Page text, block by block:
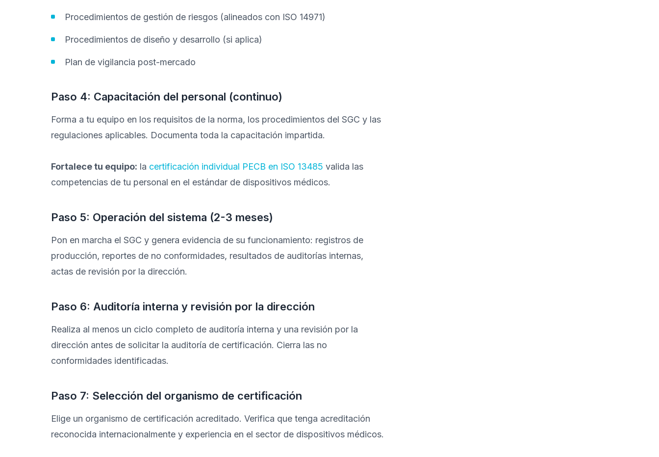
Procedimientos de gestión de riesgos (alineados con ISO 14971)
Procedimientos de diseño y desarrollo (si aplica)
Plan de vigilancia post-mercado
Paso 4: Capacitación del personal (continuo)
Forma a tu equipo en los requisitos de la norma, los procedimientos del SGC y las
regulaciones aplicables. Documenta toda la capacitación impartida.
Fortalece tu equipo: la certificación individual PECB en ISO 13485 valida las
competencias de tu personal en el estándar de dispositivos médicos.
Paso 5: Operación del sistema (2-3 meses)
Pon en marcha el SGC y genera evidencia de su funcionamiento: registros de
producción, reportes de no conformidades, resultados de auditorías internas,
actas de revisión por la dirección.
Paso 6: Auditoría interna y revisión por la dirección
Realiza al menos un ciclo completo de auditoría interna y una revisión por la
dirección antes de solicitar la auditoría de certificación. Cierra las no
conformidades identificadas.
Paso 7: Selección del organismo de certificación
Elige un organismo de certificación acreditado. Verifica que tenga acreditación
reconocida internacionalmente y experiencia en el sector de dispositivos médicos.